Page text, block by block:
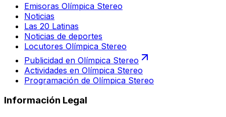
Emisoras Olímpica Stereo
Noticias
Las 20 Latinas
Noticias de deportes
Locutores Olímpica Stereo
Publicidad en Olímpica Stereo
Actividades en Olímpica Stereo
Programación de Olímpica Stereo
Información Legal